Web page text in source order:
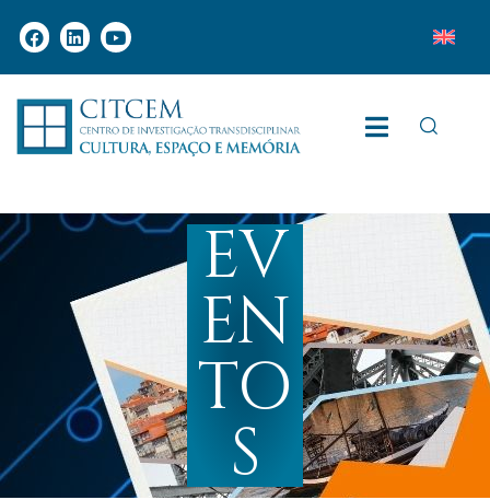
EV
EN
TO
S